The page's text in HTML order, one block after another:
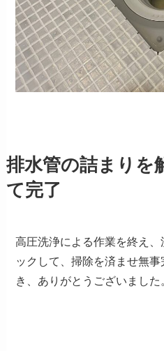
排水管の詰まりを
て完了
高圧洗浄による作業を終え
ックして、掃除を済ませ無
き、ありがとうございました